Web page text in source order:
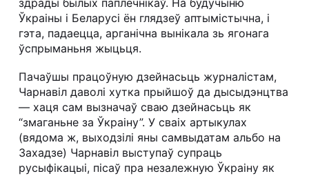
здрады былых паплечнікаў. На будучыню
Ўкраіны і Беларусі ён глядзеў аптымістычна, і
гэта, падаецца, арганічна вынікала зь ягонага
ўспрыманьня жыцьця.
Пачаўшы працоўную дзейнасьць журналістам,
Чарнавіл даволі хутка прыйшоў да дысыдэнцтва
— хаця сам вызначаў сваю дзейнасьць як
“змаганьне за Ўкраіну”. У сваіх артыкулах
(вядома ж, выходзілі яны самвыдатам альбо на
Захадзе) Чарнавіл выступаў супраць
русыфікацыі, пісаў пра незалежную Ўкраіну як